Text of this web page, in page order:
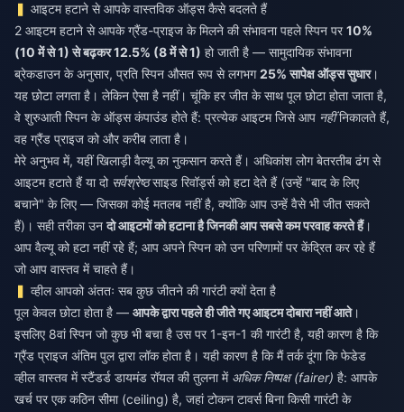
आइटम हटाने से आपके वास्तविक ऑड्स कैसे बदलते हैं
2 आइटम हटाने से आपके ग्रैंड-प्राइज के मिलने की संभावना पहले स्पिन पर10%
(10 में से 1) से बढ़कर 12.5% (8 में से 1) हो जाती है — सामुदायिक संभावना
ब्रेकडाउन के अनुसार, प्रति स्पिन औसत रूप से लगभग25% सापेक्ष ऑड्स सुधार।
यह छोटा लगता है। लेकिन ऐसा है नहीं। चूंकि हर जीत के साथ पूल छोटा होता जाता है,
वे शुरुआती स्पिन के ऑड्स कंपाउंड होते हैं: प्रत्येक आइटम जिसे आप नहींनिकालते हैं,
वह ग्रैंड प्राइज को और करीब लाता है।
मेरे अनुभव में, यहीं खिलाड़ी वैल्यू का नुकसान करते हैं। अधिकांश लोग बेतरतीब ढंग से
आइटम हटाते हैं या दो सर्वश्रेष्ठसाइड रिवॉर्ड्स को हटा देते हैं (उन्हें "बाद के लिए
बचाने" के लिए — जिसका कोई मतलब नहीं है, क्योंकि आप उन्हें वैसे भी जीत सकते
हैं)। सही तरीका उनदो आइटमों को हटाना है जिनकी आप सबसे कम परवाह करते हैं।
आप वैल्यू को हटा नहीं रहे हैं; आप अपने स्पिन को उन परिणामों पर केंद्रित कर रहे हैं
जो आप वास्तव में चाहते हैं।
व्हील आपको अंततः सब कुछ जीतने की गारंटी क्यों देता है
पूल केवल छोटा होता है — आपके द्वारा पहले ही जीते गए आइटम दोबारा नहीं आते।
इसलिए 8वां स्पिन जो कुछ भी बचा है उस पर 1-इन-1 की गारंटी है, यही कारण है कि
ग्रैंड प्राइज अंतिम पुल द्वारा लॉक होता है। यही कारण है कि मैं तर्क दूंगा कि फेडेड
व्हील वास्तव में स्टैंडर्ड डायमंड रॉयल की तुलना में अधिक निष्पक्ष (fairer) है: आपके
खर्च पर एक कठिन सीमा (ceiling) है, जहां टोकन टावर्स बिना किसी गारंटी के